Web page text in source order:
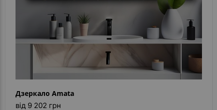
Дзеркало Amata
від 9 202 грн